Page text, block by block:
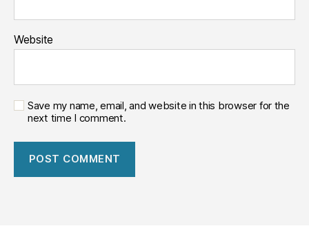
Website
Save my name, email, and website in this browser for the
next time I comment.